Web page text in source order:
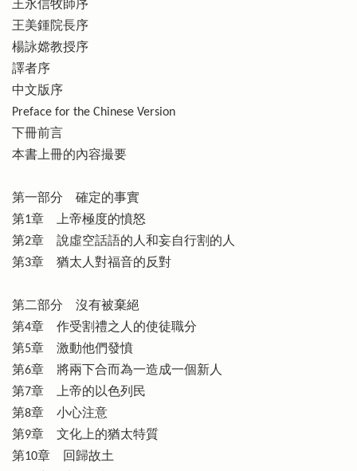
王永信牧師序
王美鍾院長序
楊詠嫦教授序
譯者序
中文版序
Preface for the Chinese Version
下冊前言
本書上冊的內容撮要
第一部分 確定的事實
第1章 上帝極度的憤怒
第2章 說虛空話語的人和妄自行割的人
第3章 猶太人對福音的反對
第二部分 沒有被棄絕
第4章 作受割禮之人的使徒職分
第5章 激動他們發憤
第6章 將兩下合而為一造成一個新人
第7章 上帝的以色列民
第8章 小心注意
第9章 文化上的猶太特質
第10章 回歸故土